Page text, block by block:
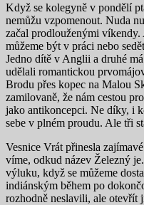
Když se kolegyně v pondělí
nemůžu vzpomenout. Nuda
začal prodlouženými
můžeme být v práci nebo
Jedno dítě v Anglii a druhé
udělali romantickou
Brodu přes kopec na Malou
zamilovaně, že nám cestou
jako antikoncepci. Ne díky, i
sebe v plném proudu. Ale tři
Vesnice Vrát přinesla
víme, odkud název Železný
výluku, když se můžeme
indiánským během po
rozhodně neslavili, ale otevřít